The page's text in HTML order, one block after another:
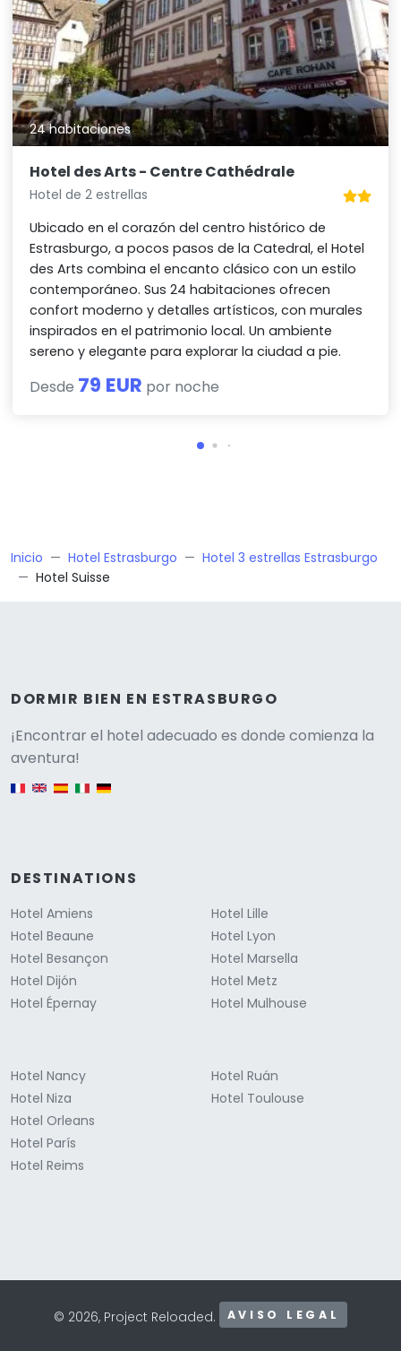
24 habitaciones
Hotel des Arts - Centre Cathédrale
Hotel de 2 estrellas
Ubicado en el corazón del centro histórico de
Estrasburgo, a pocos pasos de la Catedral, el Hotel
des Arts combina el encanto clásico con un estilo
contemporáneo. Sus 24 habitaciones ofrecen
confort moderno y detalles artísticos, con murales
inspirados en el patrimonio local. Un ambiente
sereno y elegante para explorar la ciudad a pie.
Desde 79 EUR por noche
Inicio Hotel Estrasburgo
Hotel 3 estrellas Estrasburgo
Hotel Suisse
DORMIR BIEN EN ESTRASBURGO
¡Encontrar el hotel adecuado es donde comienza la
aventura!
English version
DESTINATIONS
Hotel Amiens
Hotel Beaune
Hotel Besançon
Hotel Dijón
Hotel Épernay
Hotel Lille
Hotel Lyon
Hotel Marsella
Hotel Metz
Hotel Mulhouse
Hotel Nancy
Hotel Niza
Hotel Orleans
Hotel París
Hotel Reims
Hotel Ruán
Hotel Toulouse
© 2026, Project Reloaded. AVISO LEGAL